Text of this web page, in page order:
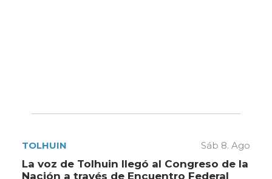
TOLHUIN Sáb 8. Ago
La voz de Tolhuin llegó al Congreso de la
Nación a través de Encuentro Federal